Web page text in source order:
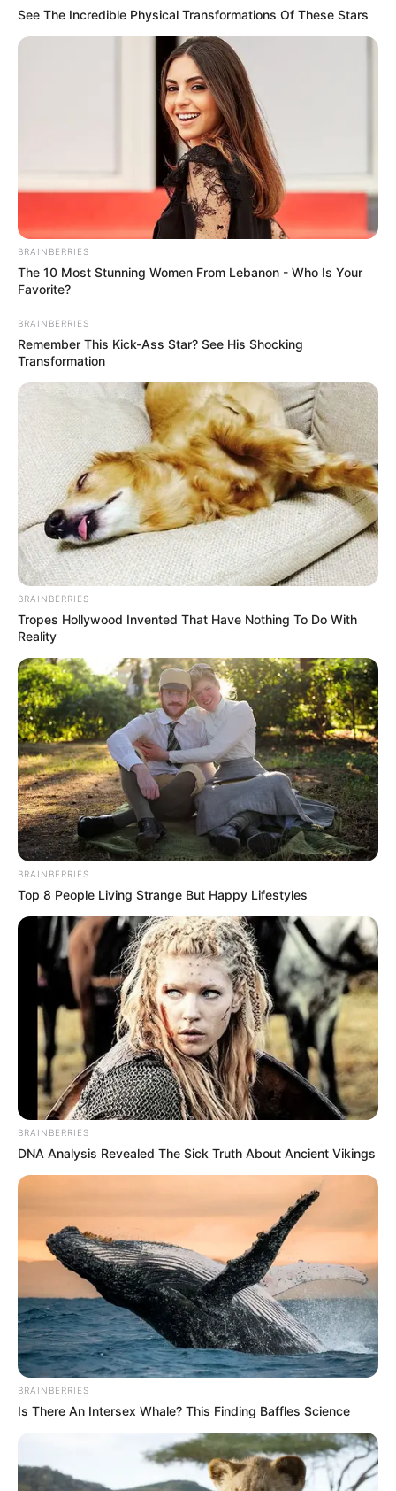
See The Incredible Physical Transformations Of These Stars
BRAINBERRIES
The 10 Most Stunning Women From Lebanon - Who Is Your
Favorite?
BRAINBERRIES
Remember This Kick-Ass Star? See His Shocking
Transformation
BRAINBERRIES
Tropes Hollywood Invented That Have Nothing To Do With
Reality
BRAINBERRIES
Top 8 People Living Strange But Happy Lifestyles
BRAINBERRIES
DNA Analysis Revealed The Sick Truth About Ancient Vikings
BRAINBERRIES
Is There An Intersex Whale? This Finding Baffles Science